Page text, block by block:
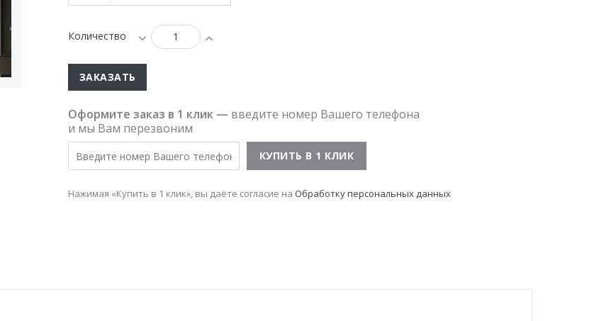
Количество
ЗАКАЗАТЬ
Оформите заказ в 1 клик — введите номер Вашего телефона
и мы Вам перезвоним
Нажимая «Купить в 1 клик», вы даёте согласие на Обработку персональных данных